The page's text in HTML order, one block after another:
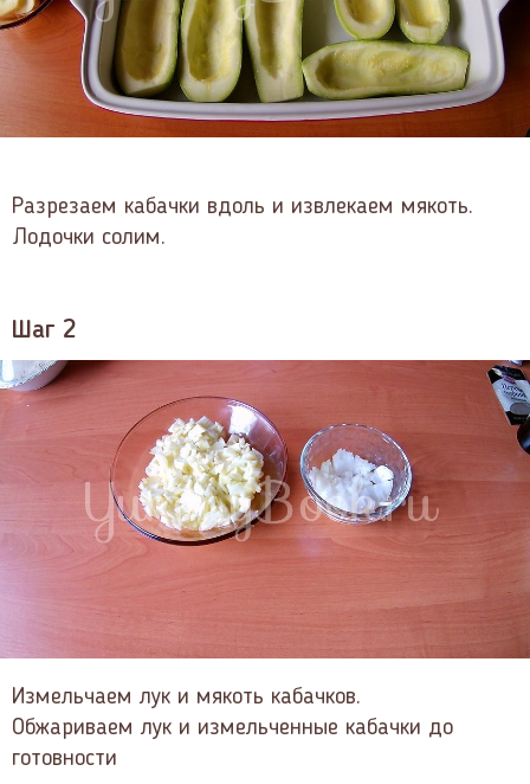
Разрезаем кабачки вдоль и извлекаем мякоть.
Лодочки солим.
Шаг 2
Измельчаем лук и мякоть кабачков.
Обжариваем лук и измельченные кабачки до
готовности